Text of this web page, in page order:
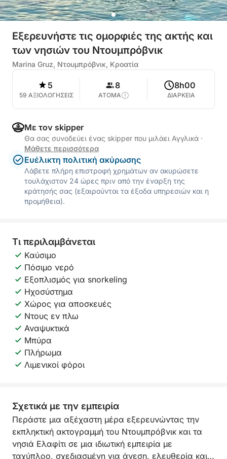
Εξερευνήστε τις ομορφιές της ακτής και
των νησιών του Ντουμπρόβνικ
Marina Gruz, Ντουμπρόβνικ, Κροατία
5
59 ΑΞΙΟΛΟΓΗΣΕΙΣ
8
ΑΤΟΜΑ
8h00
ΔΙΑΡΚΕΙΑ
Με τον skipper
Θα σας συνοδεύει ένας skipper που μιλάει Αγγλικά ·
Μάθετε περισσότερα
Ευέλικτη πολιτική ακύρωσης
Λάβετε πλήρη επιστροφή χρημάτων αν ακυρώσετε
τουλάχιστον 24 ώρες πριν από την έναρξη της
κράτησής σας (εξαιρούνται τα έξοδα υπηρεσιών και η
προμήθεια).
Τι περιλαμβάνεται
Καύσιμο
Πόσιμο νερό
Εξοπλισμός για snorkeling
Ηχοσύστημα
Χώρος για αποσκευές
Ντους εν πλω
Αναψυκτικά
Μπύρα
Πλήρωμα
Λιμενικοί φόροι
Σχετικά με την εμπειρία
Περάστε μια αξέχαστη μέρα εξερευνώντας την
εκπληκτική ακτογραμμή του Ντουμπρόβνικ και τα
νησιά Ελαφίτι σε μια ιδιωτική εμπειρία με
ταχύπλοο, σχεδιασμένη για άνεση, ελευθερία και